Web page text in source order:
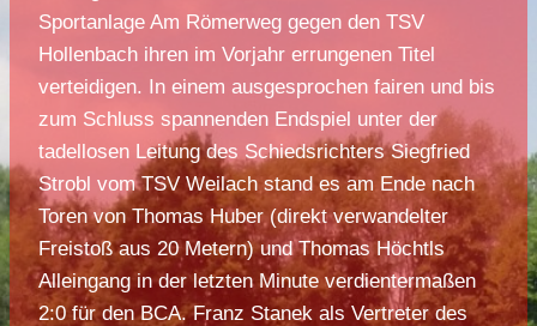
Sportanlage Am Römerweg gegen den TSV
Hollenbach ihren im Vorjahr errungenen Titel
verteidigen. In einem ausgesprochen fairen und bis
zum Schluss spannenden Endspiel unter der
tadellosen Leitung des Schiedsrichters Siegfried
Strobl vom TSV Weilach stand es am Ende nach
Toren von Thomas Huber (direkt verwandelter
Freistoß aus 20 Metern) und Thomas Höchtls
Alleingang in der letzten Minute verdientermaßen
2:0 für den BCA. Franz Stanek als Vertreter des